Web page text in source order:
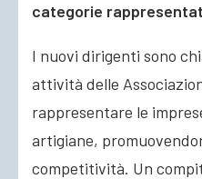
categorie
I nuovi dirigenti sono
attività delle
rappresentare le
artigiane,
competitività. Un